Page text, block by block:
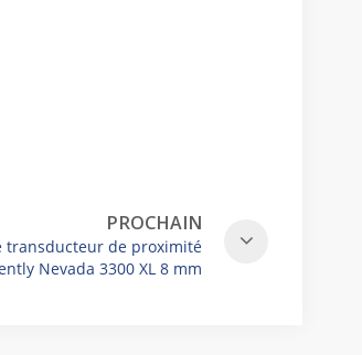
PROCHAIN
transducteur de proximité
Nevada 3300 XL 8 mm